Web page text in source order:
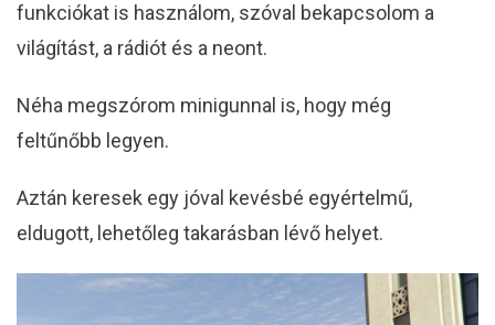
funkciókat is használom, szóval bekapcsolom a
világítást, a rádiót és a neont.
Néha megszórom minigunnal is, hogy még
feltűnőbb legyen.
Aztán keresek egy jóval kevésbé egyértelmű,
eldugott, lehetőleg takarásban lévő helyet.